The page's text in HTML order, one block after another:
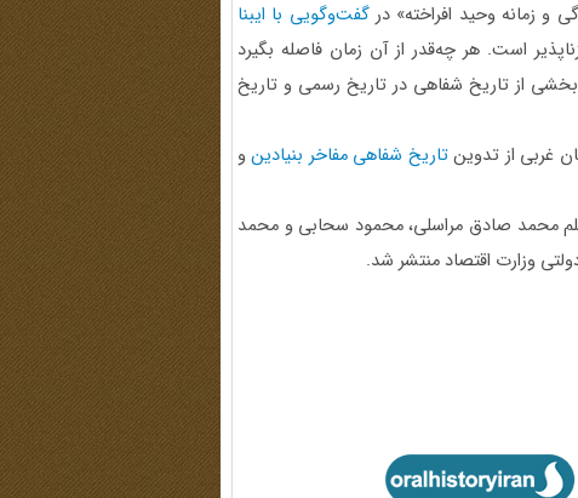
زمانه وحید افراخته» درگفت‌وگویی با ایبنا
است. هر چه‌قدر از آن زمان فاصله بگیرد
از تاریخ شفاهی در تاریخ رسمی و تاریخ
غربی از تدوینتاریخ شفاهی مفاخر بنیادینو
محمد صادق مراسلی، محمود سحابی و محمد